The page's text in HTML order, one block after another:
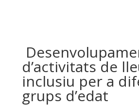
d’activitats de
inclusiu per a
grups d’edat